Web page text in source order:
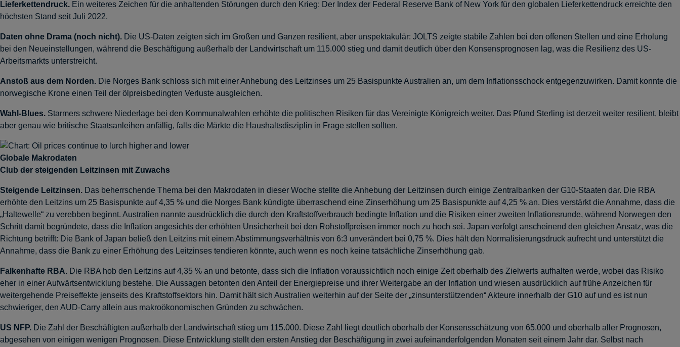
Lieferkettendruck. Ein weiteres Zeichen für die anhaltenden Störungen durch den Krieg: Der Index der Federal Reserve Bank of New York für den globalen Lieferkettendruck erreichte den
höchsten Stand seit Juli 2022.
Daten ohne Drama (noch nicht). Die US-Daten zeigten sich im Großen und Ganzen resilient, aber unspektakulär: JOLTS zeigte stabile Zahlen bei den offenen Stellen und eine Erholung
bei den Neueinstellungen, während die Beschäftigung außerhalb der Landwirtschaft um 115.000 stieg und damit deutlich über den Konsensprognosen lag, was die Resilienz des US-
Arbeitsmarkts unterstreicht.
Anstoß aus dem Norden. Die Norges Bank schloss sich mit einer Anhebung des Leitzinses um 25 Basispunkte Australien an, um dem Inflationsschock entgegenzuwirken. Damit konnte die
norwegische Krone einen Teil der ölpreisbedingten Verluste ausgleichen.
Wahl-Blues. Starmers schwere Niederlage bei den Kommunalwahlen erhöhte die politischen Risiken für das Vereinigte Königreich weiter. Das Pfund Sterling ist derzeit weiter resilient, bleibt
aber genau wie britische Staatsanleihen anfällig, falls die Märkte die Haushaltsdisziplin in Frage stellen sollten.
Globale Makrodaten
Club der steigenden Leitzinsen mit Zuwachs
Steigende Leitzinsen. Das beherrschende Thema bei den Makrodaten in dieser Woche stellte die Anhebung der Leitzinsen durch einige Zentralbanken der G10-Staaten dar. Die RBA
erhöhte den Leitzins um 25 Basispunkte auf 4,35 % und die Norges Bank kündigte überraschend eine Zinserhöhung um 25 Basispunkte auf 4,25 % an. Dies verstärkt die Annahme, dass die
„Haltewelle“ zu verebben beginnt. Australien nannte ausdrücklich die durch den Kraftstoffverbrauch bedingte Inflation und die Risiken einer zweiten Inflationsrunde, während Norwegen den
Schritt damit begründete, dass die Inflation angesichts der erhöhten Unsicherheit bei den Rohstoffpreisen immer noch zu hoch sei. Japan verfolgt anscheinend den gleichen Ansatz, was die
Richtung betrifft: Die Bank of Japan beließ den Leitzins mit einem Abstimmungsverhältnis von 6:3 unverändert bei 0,75 %. Dies hält den Normalisierungsdruck aufrecht und unterstützt die
Annahme, dass die Bank zu einer Erhöhung des Leitzinses tendieren könnte, auch wenn es noch keine tatsächliche Zinserhöhung gab.
Falkenhafte RBA. Die RBA hob den Leitzins auf 4,35 % an und betonte, dass sich die Inflation voraussichtlich noch einige Zeit oberhalb des Zielwerts aufhalten werde, wobei das Risiko
eher in einer Aufwärtsentwicklung bestehe. Die Aussagen betonten den Anteil der Energiepreise und ihrer Weitergabe an der Inflation und wiesen ausdrücklich auf frühe Anzeichen für
weitergehende Preiseffekte jenseits des Kraftstoffsektors hin. Damit hält sich Australien weiterhin auf der Seite der „zinsunterstützenden“ Akteure innerhalb der G10 auf und es ist nun
schwieriger, den AUD-Carry allein aus makroökonomischen Gründen zu schwächen.
US NFP. Die Zahl der Beschäftigten außerhalb der Landwirtschaft stieg um 115.000. Diese Zahl liegt deutlich oberhalb der Konsensschätzung von 65.000 und oberhalb aller Prognosen,
abgesehen von einigen wenigen Prognosen. Diese Entwicklung stellt den ersten Anstieg der Beschäftigung in zwei aufeinanderfolgenden Monaten seit einem Jahr dar. Selbst nach